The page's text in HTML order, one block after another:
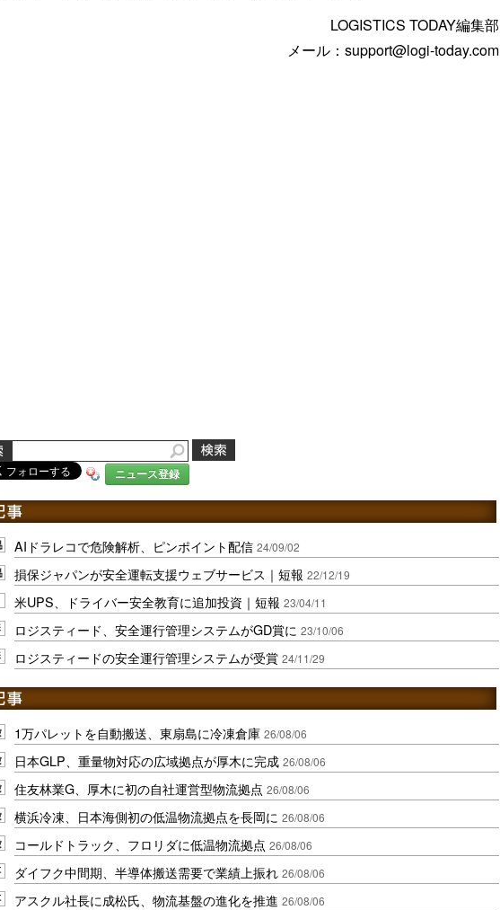
LOGISTICS TODAY編集部
メール：support@logi-today.com
ニュース登録
AIドラレコで危険解析、ピンポイント配信 24/09/02
損保ジャパンが安全運転支援ウェブサービス｜短報 22/12/19
米UPS、ドライバー安全教育に追加投資｜短報 23/04/11
ロジスティード、安全運行管理システムがGD賞に 23/10/06
ロジスティードの安全運行管理システムが受賞 24/11/29
1万パレットを自動搬送、東扇島に冷凍倉庫 26/08/06
日本GLP、重量物対応の広域拠点が厚木に完成 26/08/06
住友林業G、厚木に初の自社運営型物流拠点 26/08/06
横浜冷凍、日本海側初の低温物流拠点を長岡に 26/08/06
コールドトラック、フロリダに低温物流拠点 26/08/06
ダイフク中間期、半導体搬送需要で業績上振れ 26/08/06
アスクル社長に成松氏、物流基盤の進化を推進 26/08/06